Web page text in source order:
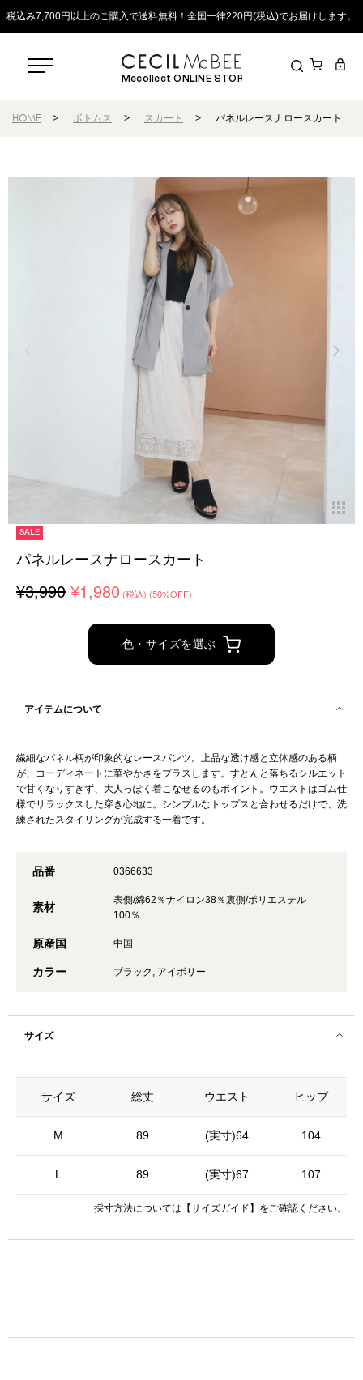
税込み7,700円以上のご購入で送料無料！全国一律220円(税込)でお届けします。
Mecollect ONLINE STORE
HOME > ボトムス > スカート > パネルレースナロースカート
SALE
パネルレースナロースカート
¥3,990 ¥1,980 (税込) (50%OFF)
色・サイズを選ぶ
アイテムについて
繊細なパネル柄が印象的なレースパンツ。上品な透け感と立体感のある柄
が、コーディネートに華やかさをプラスします。すとんと落ちるシルエット
で甘くなりすぎず、大人っぽく着こなせるのもポイント。ウエストはゴム仕
様でリラックスした穿き心地に。シンプルなトップスと合わせるだけで、洗
練されたスタイリングが完成する一着です。
品番 0366633
素材
表側/綿62％ナイロン38％裏側/ポリエステル
100％
原産国 中国
カラー ブラック, アイボリー
サイズ
サイズ
M
L
総丈 ウエスト ヒップ
89 (実寸)64 104
89 (実寸)67 107
採寸方法については 【サイズガイド】 をご確認ください。